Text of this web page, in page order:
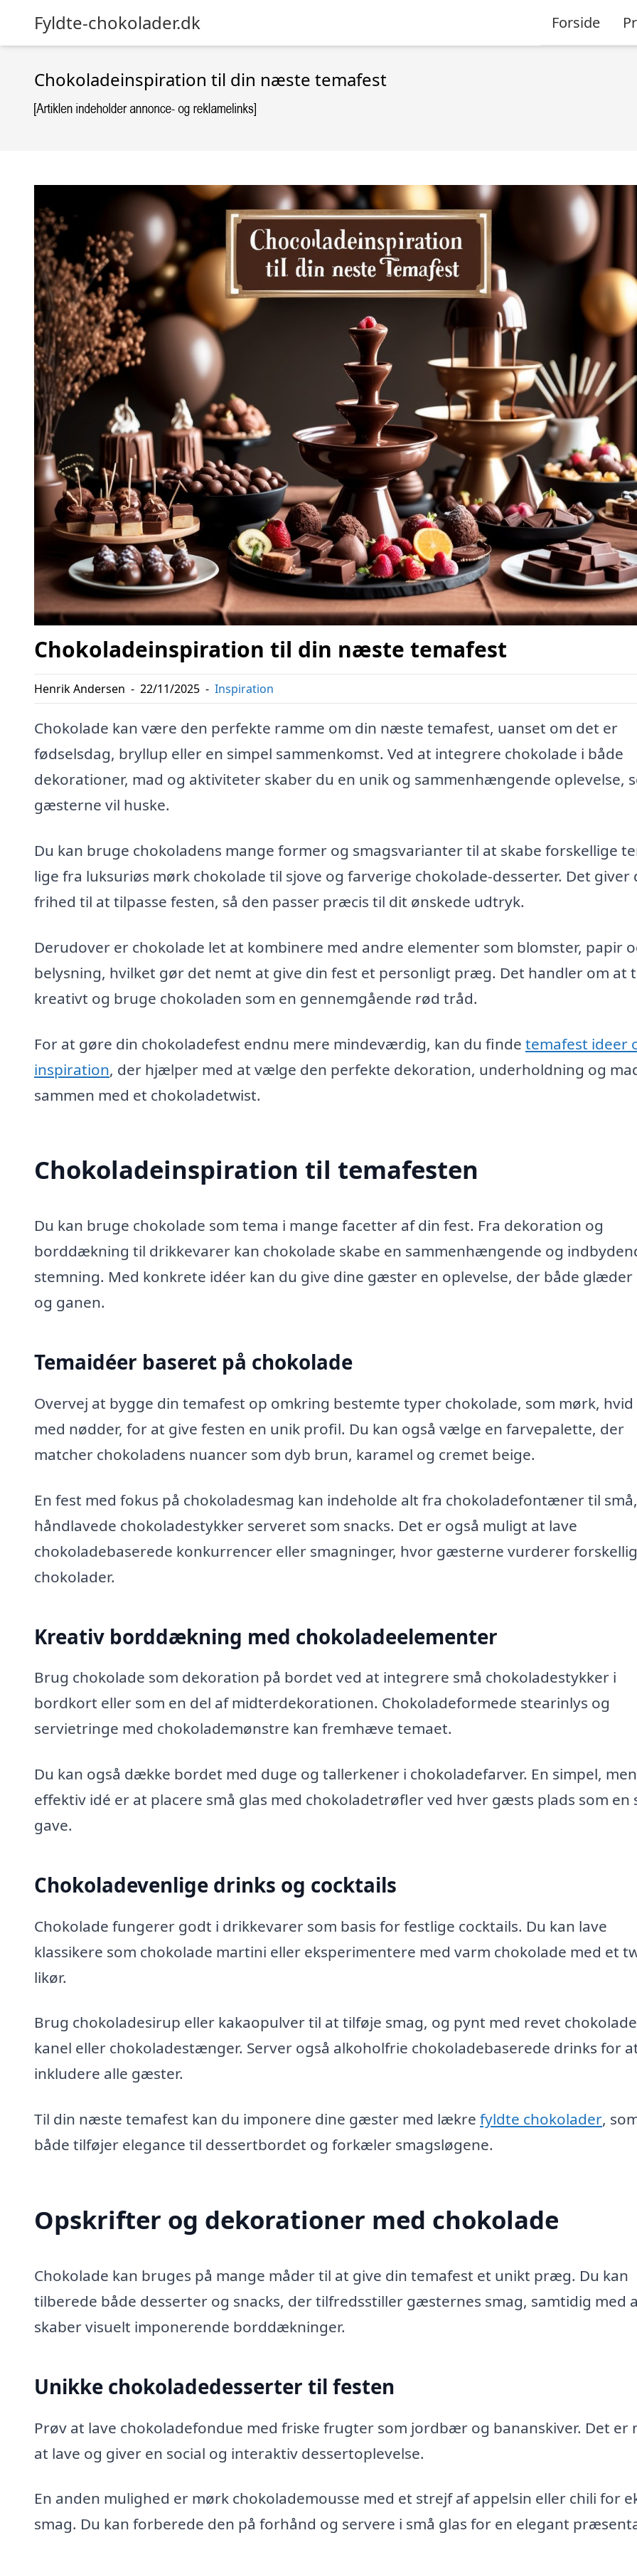
Fyldte-chokolader.dk Forside
Chokoladeinspiration til din næste temafest
Chokoladeinspiration til din næste temafest
Henrik Andersen - 22/11/2025 - Inspiration
Chokolade kan være den perfekte ramme om din næste temafest, uanset om det er
fødselsdag, bryllup eller en simpel sammenkomst. Ved at integrere chokolade i både
dekorationer, mad og aktiviteter skaber du en unik og sammenhængende oplevelse,
gæsterne vil huske.
Du kan bruge chokoladens mange former og smagsvarianter til at skabe forskellige
lige fra luksuriøs mørk chokolade til sjove og farverige chokolade-desserter. Det giver
frihed til at tilpasse festen, så den passer præcis til dit ønskede udtryk.
Derudover er chokolade let at kombinere med andre elementer som blomster, papir
belysning, hvilket gør det nemt at give din fest et personligt præg. Det handler om at
kreativt og bruge chokoladen som en gennemgående rød tråd.
For at gøre din chokoladefest endnu mere mindeværdig, kan du finde temafest ideer
inspiration, der hjælper med at vælge den perfekte dekoration, underholdning og
sammen med et chokoladetwist.
Chokoladeinspiration til temafesten
Du kan bruge chokolade som tema i mange facetter af din fest. Fra dekoration og
borddækning til drikkevarer kan chokolade skabe en sammenhængende og
stemning. Med konkrete idéer kan du give dine gæster en oplevelse, der både glæder
og ganen.
Temaidéer baseret på chokolade
Overvej at bygge din temafest op omkring bestemte typer chokolade, som mørk,
med nødder, for at give festen en unik profil. Du kan også vælge en farvepalette, der
matcher chokoladens nuancer som dyb brun, karamel og cremet beige.
En fest med fokus på chokoladesmag kan indeholde alt fra chokoladefontæner til små,
håndlavede chokoladestykker serveret som snacks. Det er også muligt at lave
chokoladebaserede konkurrencer eller smagninger, hvor gæsterne vurderer
chokolader.
Kreativ borddækning med chokoladeelementer
Brug chokolade som dekoration på bordet ved at integrere små chokoladestykker i
bordkort eller som en del af midterdekorationen. Chokoladeformede stearinlys og
servietringe med chokolademønstre kan fremhæve temaet.
Du kan også dække bordet med duge og tallerkener i chokoladefarver. En simpel, men
effektiv idé er at placere små glas med chokoladetrøfler ved hver gæsts plads som en
gave.
Chokoladevenlige drinks og cocktails
Chokolade fungerer godt i drikkevarer som basis for festlige cocktails. Du kan lave
klassikere som chokolade martini eller eksperimentere med varm chokolade med et
likør.
Brug chokoladesirup eller kakaopulver til at tilføje smag, og pynt med revet
kanel eller chokoladestænger. Server også alkoholfrie chokoladebaserede drinks for
inkludere alle gæster.
Til din næste temafest kan du imponere dine gæster med lækre fyldte chokolader,
både tilføjer elegance til dessertbordet og forkæler smagsløgene.
Opskrifter og dekorationer med chokolade
Chokolade kan bruges på mange måder til at give din temafest et unikt præg. Du kan
tilberede både desserter og snacks, der tilfredsstiller gæsternes smag, samtidig med
skaber visuelt imponerende borddækninger.
Unikke chokoladedesserter til festen
Prøv at lave chokoladefondue med friske frugter som jordbær og bananskiver. Det er
at lave og giver en social og interaktiv dessertoplevelse.
En anden mulighed er mørk chokolademousse med et strejf af appelsin eller chili for
smag. Du kan forberede den på forhånd og servere i små glas for en elegant